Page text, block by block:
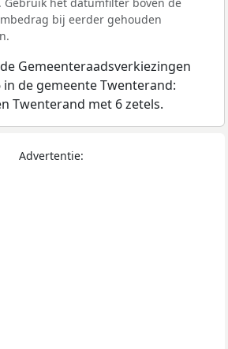
bij eerder gehouden
Gemeenteraadsverkiezingen
in de gemeente Twenterand:
Twenterand met 6 zetels.
Advertentie: